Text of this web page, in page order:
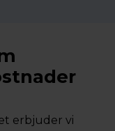
erbjuder vi